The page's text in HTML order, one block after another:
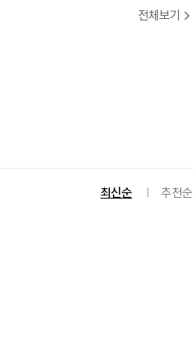
전체보기
최신순 추천순